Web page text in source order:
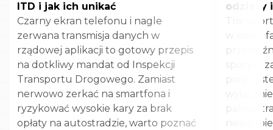
ITD i jak ich unikać
Czarny ekran telefonu i nagle
zerwana transmisja danych w
rządowej aplikacji to gotowy przepis
na dotkliwy mandat od Inspekcji
Transportu Drogowego. Zamiast
nerwowo zerkać na smartfona i
ryzykować wysokie kary za brak
opłaty na autostradzie, warto poznać
odzieży
w nową
sporym
pory
paliwa,